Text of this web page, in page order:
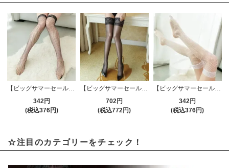
【ビッグサマーセール対象品】ストッキング(STOCKING) 037bk
342円
(税込376円)
【ビッグサマーセール対象品】ストッキング(STOCKING) 184bk
702円
(税込772円)
【ビッグサマーセール対象品】ストッキング(STOCKING) 037wt
342円
(税込376円)
☆注目のカテゴリーをチェック！